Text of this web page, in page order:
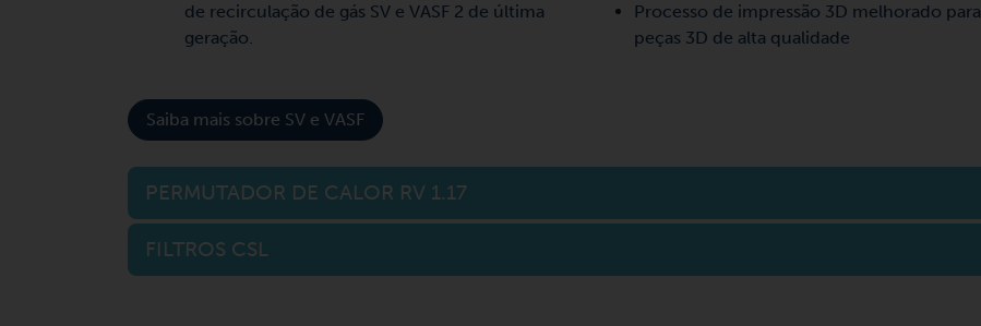
de recirculação de gás SV e VASF 2 de última
geração.
Processo de impressão 3D melhorado para
peças 3D de alta qualidade
Saiba mais sobre SV e VASF
PERMUTADOR DE CALOR RV 1.17
FILTROS CSL